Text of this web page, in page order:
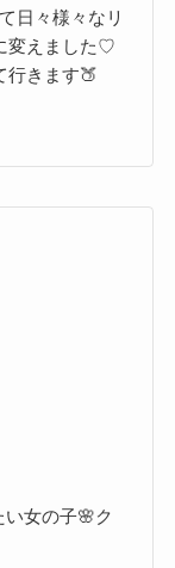
日々様々なリ
変えました♡
行きます🍑
女の子🌸ク